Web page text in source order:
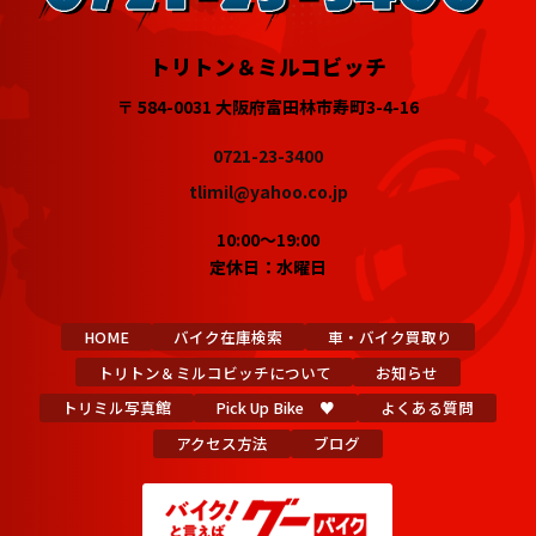
トリトン＆ミルコビッチ
〒 584-0031 大阪府富田林市寿町3-4-16
0721-23-3400
tlimil@yahoo.co.jp
10:00～19:00
定休日：水曜日
HOME バイク在庫検索
車・バイク買取り
トリトン＆ミルコビッチについて
お知らせ
トリミル写真館
Pick Up Bike ♥
よくある質問
アクセス方法
ブログ